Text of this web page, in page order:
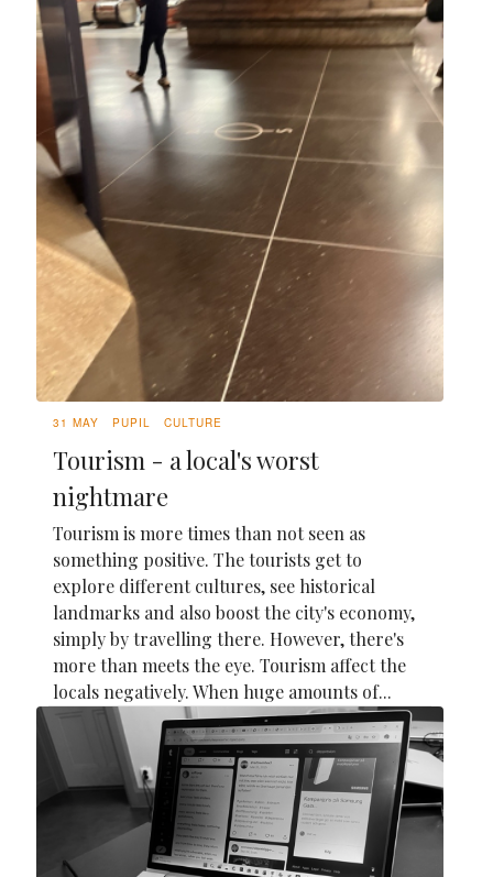
31 MAY PUPIL CULTURE
Tourism - a local's worst
nightmare
Tourism is more times than not seen as
something positive. The tourists get to
explore different cultures, see historical
landmarks and also boost the city's economy,
simply by travelling there. However, there's
more than meets the eye. Tourism affect the
locals negatively. When huge amounts of...